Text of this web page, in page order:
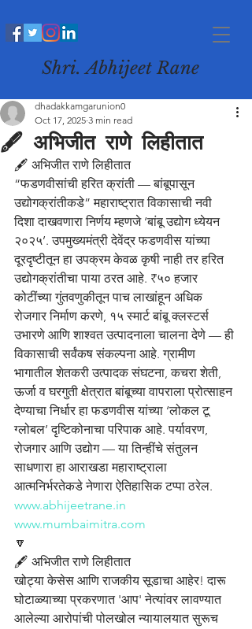
Shri. Abhijeet Rane
🖋️ अभिजीत राणे लिहीतात
dhadakkamgarunion0
Oct 17, 2025 3 min read
🖋️ अभिजीत राणे लिहीतात
“फडणवीसांची हरित क्रांती — बांबूपासून
उद्योगक्रांतीकडे” महाराष्ट्रात विकासाची नवी
दिशा दाखवणारा निर्णय म्हणजे ‘बांबू उद्योग ध्येयन
२०२५’. उपमुख्यमंत्री देवेंद्र फडणवीस यांच्या
दूरदृष्टीतून हा उपक्रम केवळ कृषी नाही तर हरित
उद्योगक्रांतीचा पाया ठरत आहे. ₹५० हजार
कोटींच्या गुंतवणुकीतून पाच लाखांहून अधिक
रोजगार निर्माण करणे, १५ स्मार्ट बांबू क्लस्टर्स
उभारणे आणि शाश्वत उत्पादनाला चालना देणे — ही
विकासाची सर्वंकष संकल्पना आहे. ग्रामीण
भागातील शेतकरी उत्पादक संघटना, कचरा शेती,
ऊर्जा व घरगुती क्षेत्रात बांबूच्या वापराला प्रोत्साहन
देण्याचा निर्धार हा फडणवीस यांच्या ‘लोकल टू
ग्लोबल’ दृष्टिकोनाचा परिपाक आहे. पर्यावरण,
रोजगार आणि उद्योग — या तिन्हींचे संतुलन
साधणारा हा आराखडा महाराष्ट्राला
आत्मनिर्भरतेकडे नेणारा ऐतिहासिक टप्पा ठरेल.
www.abhijeetrane.in
www.mumbaimitra.com
🔽
🖋️ अभिजीत राणे लिहीतात
खोट्या केसेस आणि राजकीय सूडाचा आहेर! दारू
घोटाळ्याच्या प्रकरणात 'आप' नेत्यांवर लावण्यात
आलेल्या आरोपांची पोलखोल न्यायालयात सुरूच